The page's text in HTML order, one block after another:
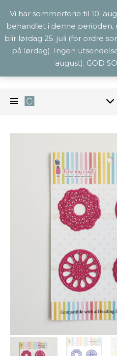
Vi har sommerferie til 10.
behandlet i denne perioden,
blir lørdag 25. juli (for ordre
på lørdag). Ingen
august). GOD